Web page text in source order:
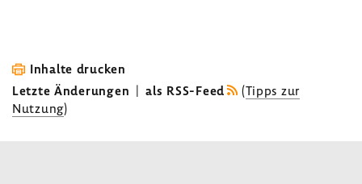
Inhalte drucken
Letzte Änderungen | als RSS-Feed (Tipps zur
Nutzung)